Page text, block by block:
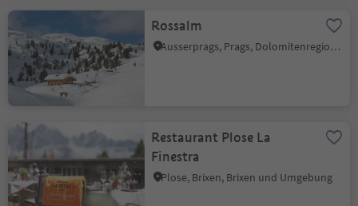
Rossalm
Ausserprags, Prags, Dolomitenregion 3 Zinnen
Restaurant Plose La
Finestra
Plose, Brixen, Brixen und Umgebung